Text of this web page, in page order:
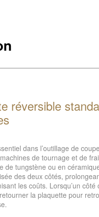
réversible
dans l’outillage de
de tournage et de
de tungstène ou en
des deux côtés,
les coûts. Lorsqu’un côté
la plaquette pour